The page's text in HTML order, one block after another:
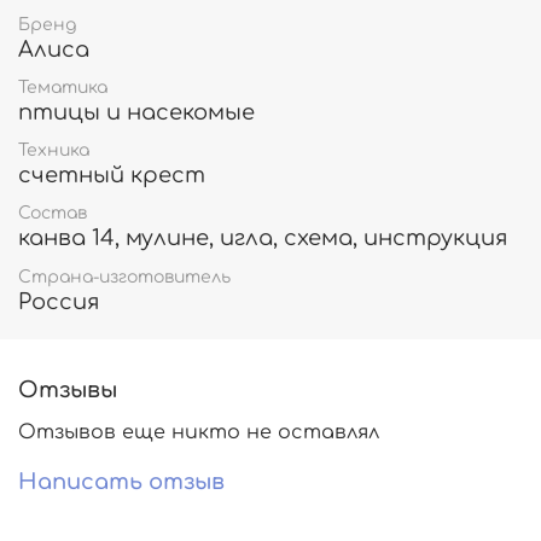
Бренд
Алиса
Тематика
птицы и насекомые
Техника
счетный крест
Состав
канва 14, мулине, игла, схема, инструкция
Страна-изготовитель
Россия
Отзывы
Отзывов еще никто не оставлял
Написать отзыв